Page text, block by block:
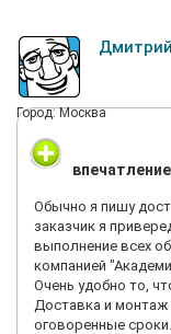
Город: Москва
впечатление
Обычно я пишу
заказчик я
выполнение всех
компанией
Очень удобно то,
Доставка и монтаж
оговоренные